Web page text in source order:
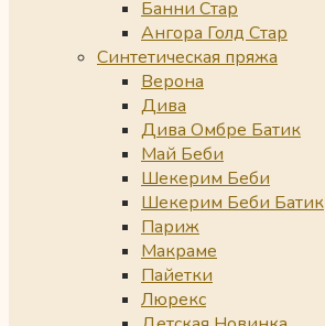
Банни Стар
Ангора Голд Стар
Синтетическая пряжа
Верона
Дива
Дива Омбре Батик
Май Беби
Шекерим Беби
Шекерим Беби Батик
Париж
Макраме
Пайетки
Люрекс